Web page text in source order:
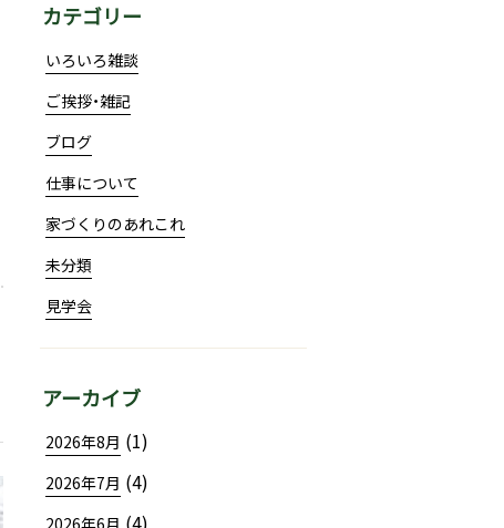
カテゴリー
いろいろ雑談
ご挨拶・雑記
ブログ
仕事について
家づくりのあれこれ
未分類
見学会
アーカイブ
2026年8月 (1)
2026年7月 (4)